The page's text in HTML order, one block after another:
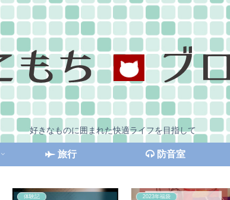
好きなものに囲まれた快適ライフを目指して
旅行 防音室
体験記 2023年福袋